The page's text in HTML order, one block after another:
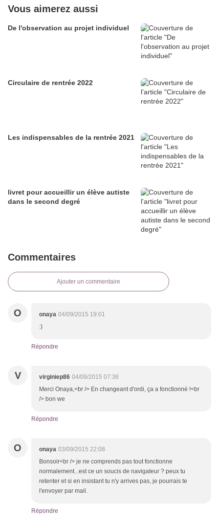
Vous aimerez aussi
De l'observation au projet individuel
Circulaire de rentrée 2022
Les indispensables de la rentrée 2021
livret pour accueillir un élève autiste
dans le second degré
Commentaires
Ajouter un commentaire
O onaya 04/09/2015 19:01
:)
Répondre
V virginiep86 04/09/2015 07:36
Merci Onaya,<br /> En changeant d'ordi, ça a fonctionné !<br
/> bon we
Répondre
O onaya 03/09/2015 22:08
Bonsoir<br /> je ne comprends pas tout fonctionne
normalement...est ce un soucis de navigateur ? peux tu
retenter et si en insistant tu n'y arrives pas, je pourrais te
l'envoyer par mail.
Répondre